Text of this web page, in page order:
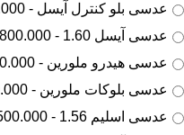
عدسی بلو کنترل آیسل - 2.700.000 تومان
عدسی آیسل 1.60 - 2.800.000 تومان
عدسی هیدرو ملورین - 2.800.000 تومان
عدسی بلوکات ملورین - 3.500.000 تومان
عدسی اسلیم 1.56 - 3.500.000 تومان